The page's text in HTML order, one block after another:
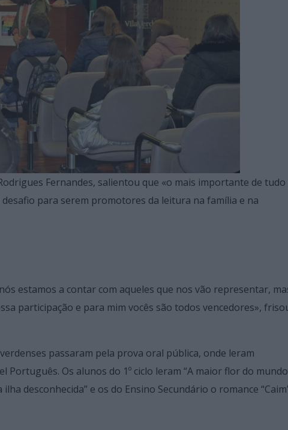
Fernandes, salientou que «o mais importante de tudo
para serem promotores da leitura na família e na
estamos a contar com aqueles que nos vão representar,
participação e para mim vocês são todos vencedores»,
passaram pela prova oral pública, onde leram
Português. Os alunos do 1º ciclo leram “A maior flor do
ilha desconhecida” e os do Ensino Secundário o romance